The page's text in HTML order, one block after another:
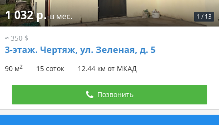
1 / 13
1 032 р.в мес.
≈ 350 $
3-этаж. Чертяж, ул. Зеленая, д. 5
90 м2 15 соток 12.44 км от МКАД
Позвонить